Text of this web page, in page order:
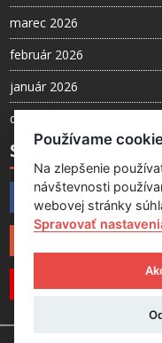
marec 2026
február 2026
január 2026
december 2025
SLEDUJTE NÁS
Facebook
Používame
Na zlepšenie
návštevnosti
webovej stránky
Spravovať